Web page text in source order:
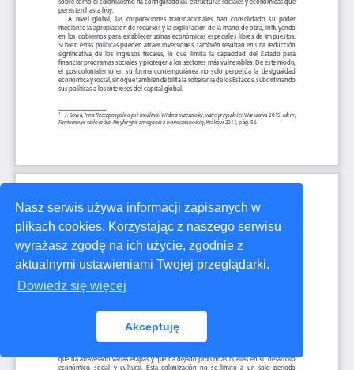
Nasz serwis używa informacji zapisanych w
plikach cookies. Korzystając z naszego serwisu
wyrażasz zgodę na ich użycie, zgodnie z
aktualnymi ustawieniami Twojej przeglądarki.
Dowiedz się więcej
Akceptuję